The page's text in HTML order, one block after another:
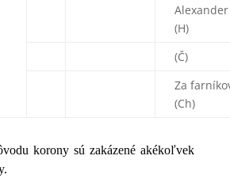
Alexander
(H)
(Č)
Za
(Ch)
korony sú zakázené akékoľvek